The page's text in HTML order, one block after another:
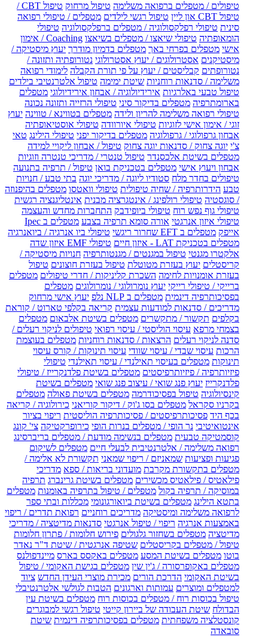
טיפולים / מטפלים ברפואה משלימה טיפול מרחוק
טיפול CBT /
טיפול CBT און ליין
טיפול רגשי לילדים מטפלים / טיפולי רפואה
סינית טיפולי רפלקסולוגיה / מטפלים ברפלקסולוגיה טיפולי
הומאופתיה טיפולי שיאצו / מטפלים בשיאצו
Coaching / אימון
אישי מטפלים בפרחי באך מטפלים בדמיון מודרך יעוץ מיסטיקה /
מיסטיקנים אסטרולוגים / יעוץ אסטרולוגי נטורופתיה ותזונה /
נטורופתים קבליסטים / יעוץ על פי תורת הקבלה לימודי רפואה
משלימה / סדנאות רוחניות שיטת ימימה טיפול אלטרנטיבי בילדים
טיפול טבעי באלרגיות אירידיולוגיה / אבחון אירידיולוגי מטפלים
בארומתרפיה מטפלים בדיקור סיני טיפולי הרזייה ותזונה נכונה
טיפולי רפואה משלימה להריון ולידה מטפלים בטווינא / טווינה יעוץ
זוגי / אימון אישי לזוגיות טיפולי איורוודה טיפולי אוסטיאופתיה
אבחון גרפולוגי / גרפולוגיה מטפלים בדיקור יפני טיפולי הילינג טאי
צ'י יוגה צחוק / סדנאות יוגה צחוק טיפול / אבחון ליקויי למידה
מטפלים בשיטת אלכסנדר טיפול טנטרי / מדריכי טנטרה וזוגיות
אבחון ויעוץ אישי מטפלים בטכניקת בואן טיפול / תרפיה בתנועה
טיפולים בחדר מלח סטודיו ליוגה / מדריכי יוגה בתי טבע / חנויות
טבע הידרותרפיה / שחיה טיפולית טיפולי וואטסו מטפלים בהיפנוזה
/ סוגסטיה טיפולי רולפינג / אינטגרציה מבנית אינטליגנציה רגשית
טיפולי גוף נפש רוח טיפולי ביופידבק התחברות מחדש והעצמה
טיפולי איזון אנרגטי אורה סומא תרפיה בצבע
מטפלים ב Ipec
אייפק מטפלים ב EFT שחרור ריגשי
טיפולי ביו אנרגיה / ביואנרגיה
מטפלים בטכניקת LAT - איזון חיים
טיפולי EMF איזון שדה
אלקטרו מגנטי טיפול במגנטים / מגנטותרפיה חנויות מיסטיקה /
קריסטלים יעוץ בעזרת מטוטלת טיפול בעזרת חוצונים טיפול
בעזרת אומנויות לחימה השכרת קליניקות / חדרי טיפולים מטפלים
ברייקי / טיפולי רייקי יעוץ נומרולוגי / נומרולוגים מטפלים
בפסיכותרפיה דינמית מטפלים ב NLP נלפ
יעוץ אישי מרחוק
מדריכים / סדנאות למודעות עצמית קריאה בקלפי טארוט / קוראת
בקלפים תקשור / מתקשרים מטפלים בשיטת אלבאום מטפלים
בצמחי מרפא עיסוי הוליסטי / עיסוי רפואי טיפולים לניקוי רעלים /
סדנה לניקוי רעלים הרצאות / סדנאות רוחניות מטפלים בעוצמת
הרכות עיסוי שבדי / עיסוי שוודי עיסוי תינוקות / קורס עיסוי
תינוקות מטפלים בעיסוי תאילנדי / עיסוי תאילנדי טיפולי
פיזיותרפיה / פיזיותרפיסטים מטפלים בשיטת פלדנקרייז / טיפולי
פלדנקרייז יעוץ פנג שואי / עיצוב פנג שואי מטפלים בשיטת
קינסיולוגיה טיפול בפסיכודרמה מטפלים בשיטת פאולה מטפלים
בקרניו סקראל מטפלים בסו ג'וק / דיקור קוריאני כירולוגיה / קריאה
בכף היד פסיכותרפיסטים / פסיכותרפיה הוליסטית ריפוי בציור
אינטואיטיבי נר הופי / מטפלים בנרות הופי כירופרקטיקה צי' קונג
קוסמטיקה טבעית מטפלים בנשימה מודעת / מטפלים בריברסינג
רפואה משלימה / אלטרנטיבית לבעלי חיים מטפלים לשיקום
פגיעות ופציעות שמאניזם / ריפוי שמאני תקשורת לא אלימה /
מטפלים בתקשורת מקרבת מועדוני בריאות / ספא מדריכי
פילאטיס / פילאטיס מכשירים מטפלים בשיטת גרינברג תרפיה
במוסיקה / תרפיה בקול מטפלים / טיפול בתרפיה באומנות מטפלים
בתטא הילינג מטפלים בשיטת ביואורגונומי מכללות ובתי ספר
לרפואה משלימה ומיסטיקה מדריכים רוחניים רפואת תדרים / ריפוי
באמצעות אנרגיה ריפוי / טיפול אנרגטי סדנאות מדיטציה / מדריכי
מדיטציה מטפלים בשחזור גלגולים פירוש חלומות / פתרון חלומות
טיפול / מטפלים בקריסטלים שטיפה אנרגטית / שיטת ד"ר נאדר
בוטו מטפלים בשיטת המסע מטפלים באקסס בארס מיינדפולנס
מטפלים באקופרסורה / ג'ין שין מטפלים בגישת האקומי / טיפול
בשיטת האקומי הדרכת הורים מכירת מוצרי העידן החדש ציוד
למטפלים ומוצרים עמותות וארגונים הטבות לגולשי אלטרנטיבלי
טיפול בכוסות רוח / מטפלים בכוסות רוח מטפלים בשיטת עין
הבדולח שיטת העבודה של ביירון קייטי טיפול רגשי למבוגרים
קונסטלציה משפחתית מטפלים בפסיכותרפיה דינמית שיטת
סובאדה